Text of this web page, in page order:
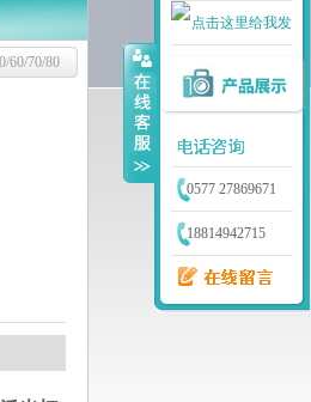
60/70/80
0577 27869671
18814942715